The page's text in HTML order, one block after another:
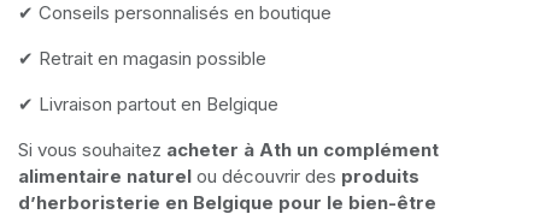
✔ Conseils personnalisés en boutique
✔ Retrait en magasin possible
✔ Livraison partout en Belgique
Si vous souhaitez acheter à Ath un complément
alimentaire naturel ou découvrir des produits
d’herboristerie en Belgique pour le bien-être